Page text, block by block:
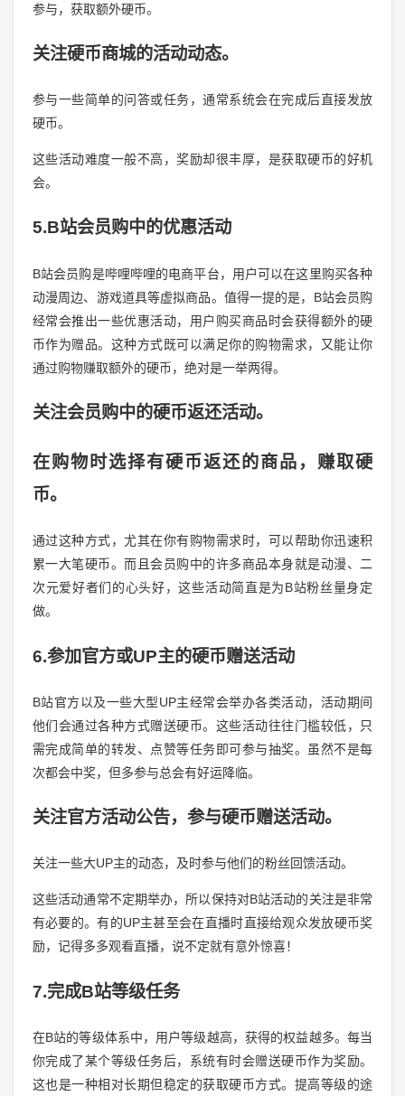
参与，获取额外硬币。
关注硬币商城的活动动态。
参与一些简单的问答或任务，通常系统会在完成后直接发放
硬币。
这些活动难度一般不高，奖励却很丰厚，是获取硬币的好机
会。
5.B站会员购中的优惠活动
B站会员购是哔哩哔哩的电商平台，用户可以在这里购买各种
动漫周边、游戏道具等虚拟商品。值得一提的是，B站会员购
经常会推出一些优惠活动，用户购买商品时会获得额外的硬
币作为赠品。这种方式既可以满足你的购物需求，又能让你
通过购物赚取额外的硬币，绝对是一举两得。
关注会员购中的硬币返还活动。
在购物时选择有硬币返还的商品，赚取硬
币。
通过这种方式，尤其在你有购物需求时，可以帮助你迅速积
累一大笔硬币。而且会员购中的许多商品本身就是动漫、二
次元爱好者们的心头好，这些活动简直是为B站粉丝量身定
做。
6.参加官方或UP主的硬币赠送活动
B站官方以及一些大型UP主经常会举办各类活动，活动期间
他们会通过各种方式赠送硬币。这些活动往往门槛较低，只
需完成简单的转发、点赞等任务即可参与抽奖。虽然不是每
次都会中奖，但多参与总会有好运降临。
关注官方活动公告，参与硬币赠送活动。
关注一些大UP主的动态，及时参与他们的粉丝回馈活动。
这些活动通常不定期举办，所以保持对B站活动的关注是非常
有必要的。有的UP主甚至会在直播时直接给观众发放硬币奖
励，记得多多观看直播，说不定就有意外惊喜！
7.完成B站等级任务
在B站的等级体系中，用户等级越高，获得的权益越多。每当
你完成了某个等级任务后，系统有时会赠送硬币作为奖励。
这也是一种相对长期但稳定的获取硬币方式。提高等级的途